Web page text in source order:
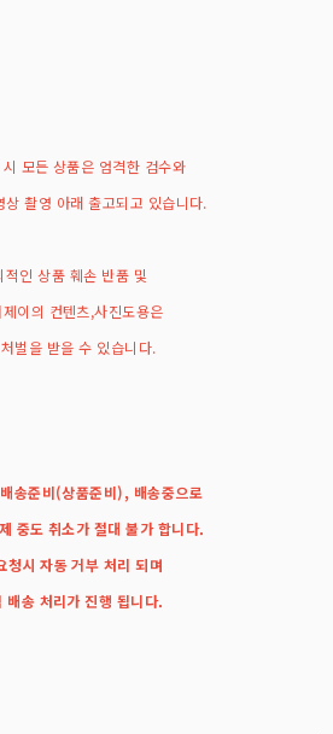
모든 상품은 엄격한 검수와
상 촬영 아래 출고되고 있습니다.
적인 상품 훼손 반품 및
이의 컨텐츠,사진도용은
벌을 받을 수 있습니다.
송준비(상품준비), 배송중으로
중도 취소가 절대 불가 합니다.
청시 자동 거부 처리 되며
배송 처리가 진행 됩니다.